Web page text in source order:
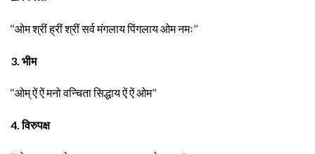
‘‘ओम श्रीं ह्रीं श्रीं सर्व मंगलाय पिंगलाय ओम नमः’’
3. भीम
‘‘ओम् ऐं ऐं मनो वन्चिता सिद्धाय ऐं ऐं ओम’’
4. विरुपक्ष